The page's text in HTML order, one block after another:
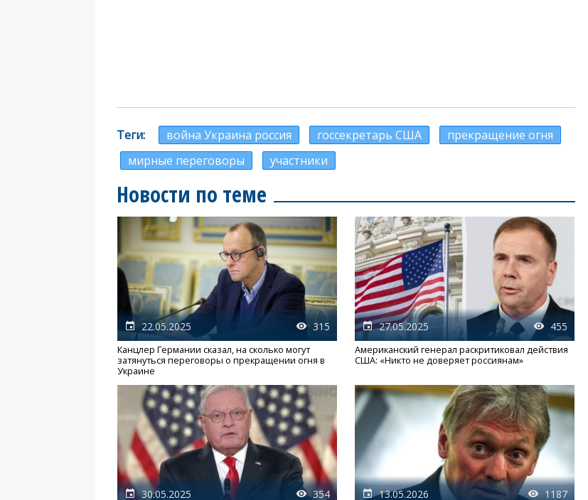
Теги война Украина россия госсекретарь США
прекращение огня
мирные переговоры
участники
Новости по теме
22.05.2025 315
Канцлер Германии сказал, на сколько могут
затянуться переговоры о прекращении огня в
Украине
27.05.2025 455
Американский генерал раскритиковал действия
США: «Никто не доверяет россиянам»
30.05.2025 354 13.05.2026 1187